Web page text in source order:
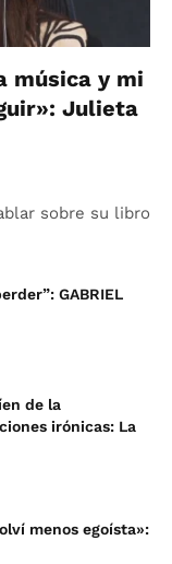
música y mi
Julieta
sobre su libro
GABRIEL
de la
irónicas: La
menos egoísta»: